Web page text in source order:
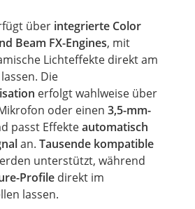
über integrierte Color
Beam FX-Engines, mit
Lichteffekte direkt am
Die
erfolgt wahlweise über
oder einen 3,5-mm-
passt Effekteautomatisch
an. Tausende kompatible
unterstützt, während
Profile direkt im
lassen.